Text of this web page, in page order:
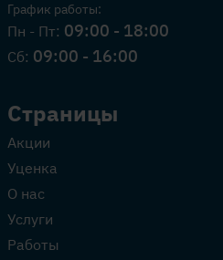
График работы:
Пн - Пт: 09:00 - 18:00
Сб: 09:00 - 16:00
Страницы
Акции
Уценка
О нас
Услуги
Работы